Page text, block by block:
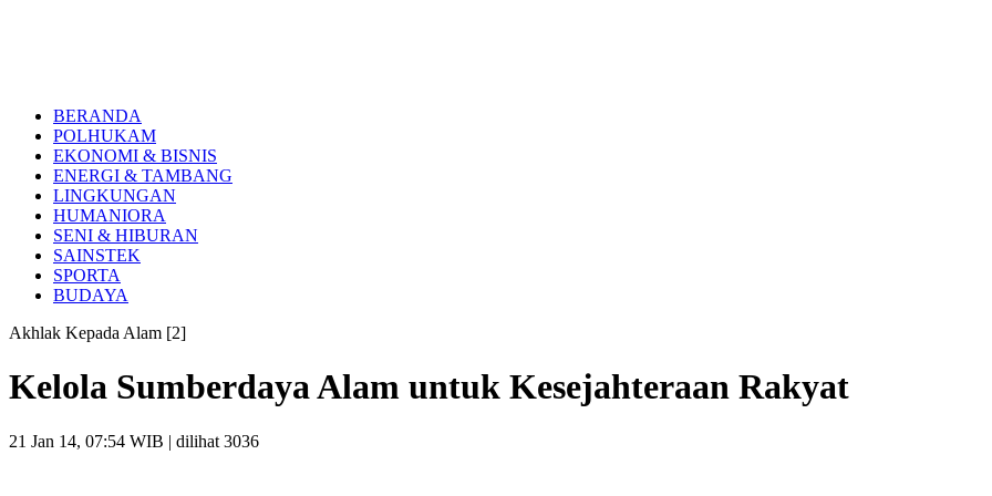
BERANDA
POLHUKAM
EKONOMI & BISNIS
ENERGI & TAMBANG
LINGKUNGAN
HUMANIORA
SENI & HIBURAN
SAINSTEK
SPORTA
BUDAYA
Akhlak Kepada Alam [2]
Kelola Sumberdaya Alam untuk Kesejahteraan Rakyat
21 Jan 14, 07:54 WIB | dilihat 3036